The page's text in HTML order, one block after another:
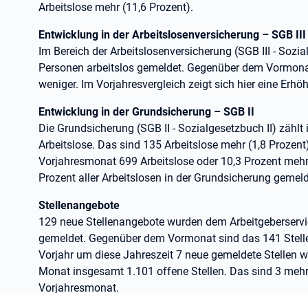
Arbeitslose mehr (11,6 Prozent).
Entwicklung in der Arbeitslosenversicherung – SGB III
Im Bereich der Arbeitslosenversicherung (SGB III -
Personen arbeitslos gemeldet. Gegenüber dem
weniger. Im Vorjahresvergleich zeigt sich hier eine
Entwicklung in der Grundsicherung – SGB II
Die Grundsicherung (SGB II - Sozialgesetzbuch II)
Arbeitslose. Das sind 135 Arbeitslose mehr (1,8
Vorjahresmonat 699 Arbeitslose oder 10,3 Prozent
Prozent aller Arbeitslosen in der Grundsicherung
Stellenangebote
129 neue Stellenangebote wurden dem
gemeldet. Gegenüber dem Vormonat sind das 141
Vorjahr um diese Jahreszeit 7 neue gemeldete Stellen
Monat insgesamt 1.101 offene Stellen. Das sind 3
Vorjahresmonat.